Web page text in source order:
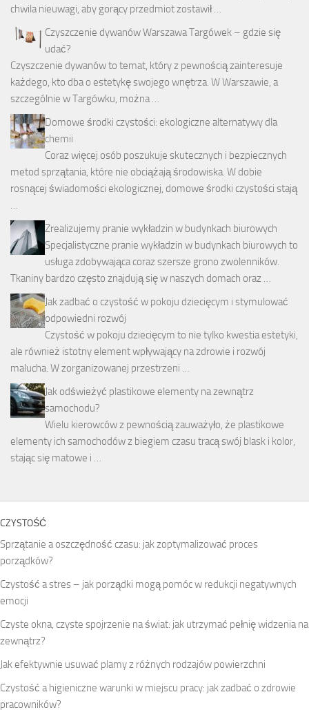
chwila nieuwagi, aby gorący przedmiot zostawił …
Czyszczenie dywanów Warszawa Targówek – gdzie się
udać?
Czyszczenie dywanów to temat, który z pewnością zainteresuje
każdego, kto dba o estetykę swojego wnętrza. W Warszawie, a
szczególnie w Targówku, można …
Domowe środki czystości: ekologiczne alternatywy dla
chemii
Coraz więcej osób poszukuje skutecznych i bezpiecznych
metod sprzątania, które nie obciążają środowiska. W dobie
rosnącej świadomości ekologicznej, domowe środki czystości stają
…
Zrealizujemy pranie wykładzin w budynkach biurowych
Specjalistyczne pranie wykładzin w budynkach biurowych to
usługa zdobywająca coraz szersze grono zwolenników.
Tkaniny bardzo często znajdują się w naszych domach oraz …
Jak zadbać o czystość w pokoju dziecięcym i stymulować
odpowiedni rozwój
Czystość w pokoju dziecięcym to nie tylko kwestia estetyki,
ale również istotny element wpływający na zdrowie i rozwój
malucha. W zorganizowanej przestrzeni …
Jak odświeżyć plastikowe elementy na zewnątrz
samochodu?
Wielu kierowców z pewnością zauważyło, że plastikowe
elementy ich samochodów z biegiem czasu tracą swój blask i kolor,
stając się matowe i …
CZYSTOŚĆ
Sprzątanie a oszczędność czasu: jak zoptymalizować proces
porządków?
Czystość a stres – jak porządki mogą pomóc w redukcji negatywnych
emocji
Czyste okna, czyste spojrzenie na świat: jak utrzymać pełnię widzenia na
zewnątrz?
Jak efektywnie usuwać plamy z różnych rodzajów powierzchni
Czystość a higieniczne warunki w miejscu pracy: jak zadbać o zdrowie
pracowników?